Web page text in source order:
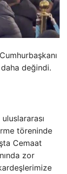
değindi.
töreninde
Cemaat
zor